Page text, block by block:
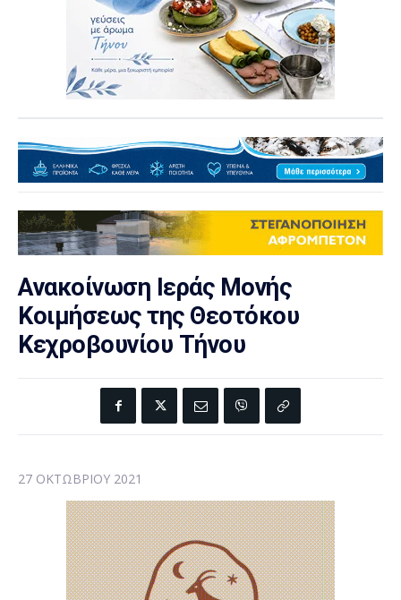
Ανακοίνωση Ιεράς Μονής
Κοιμήσεως της Θεοτόκου
Κεχροβουνίου Τήνου
27 ΟΚΤΩΒΡΊΟΥ 2021